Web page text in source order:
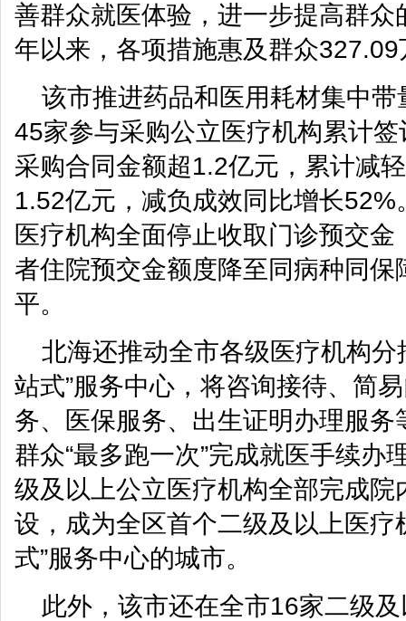
善群众就医体验，进一步提高群
年以来，各项措施惠及群众327.09
该市推进药品和医用耗材集中
45家参与采购公立医疗机构累计
采购合同金额超1.2亿元，累计减
1.52亿元，减负成效同比增长
医疗机构全面停止收取门诊预交
者住院预交金额度降至同病种同
平。
北海还推动全市各级医疗机构分
站式”服务中心，将咨询接待、简
务、医保服务、出生证明办理服
群众“最多跑一次”完成就医手续办
级及以上公立医疗机构全部完成院
设，成为全区首个二级及以上医疗
式”服务中心的城市。
此外，该市还在全市16家二级